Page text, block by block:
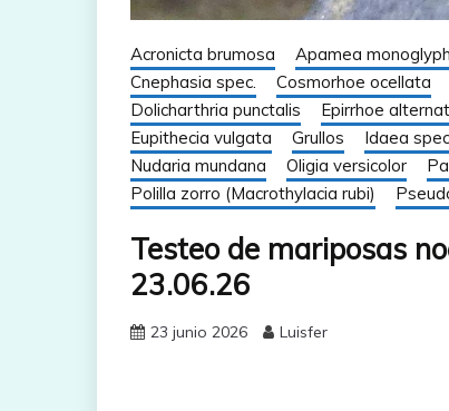
Acronicta brumosa Apamea
Cnephasia spec.
Cosmorhoe ocellata
Dolicharthria punctalis
Epirrhoe
Eupithecia vulgata
Grullos Idaea spec
Nudaria mundana
Oligia versicolor
Polilla zorro (Macrothylacia rubi)
Testeo de mariposas
23.06.26
23 junio 2026 Luisfer